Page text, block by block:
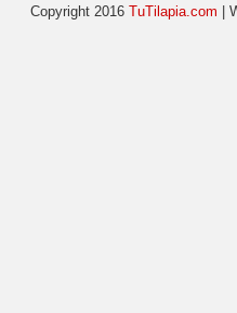
Copyright 2016 TuTilapia.com |